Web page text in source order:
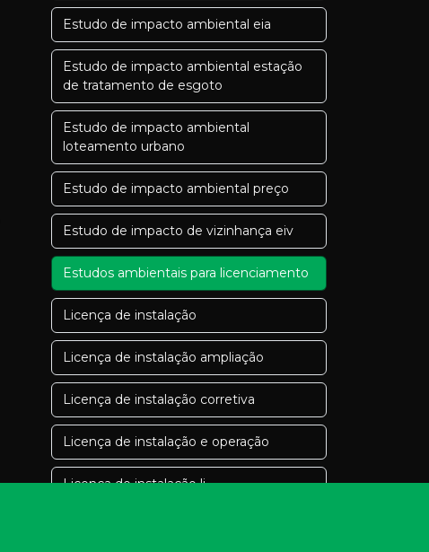
Estudo de impacto ambiental eia
Estudo de impacto ambiental estação
de tratamento de esgoto
Estudo de impacto ambiental
loteamento urbano
Estudo de impacto ambiental preço
Estudo de impacto de vizinhança eiv
Estudos ambientais para licenciamento
Licença de instalação
Licença de instalação ampliação
Licença de instalação corretiva
Licença de instalação e operação
Licença de instalação li